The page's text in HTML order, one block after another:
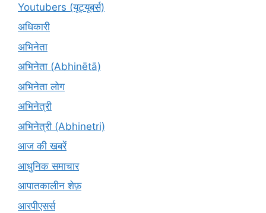
Youtubers (यूट्यूबर्स)
अधिकारी
अभिनेता
अभिनेता (Abhinētā)
अभिनेता लोग
अभिनेत्री
अभिनेत्री (Abhinetri)
आज की खबरें
आधुनिक समाचार
आपातकालीन शेफ़
आरपीएसर्स